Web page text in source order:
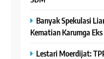
Banyak Spekulasi
Kematian Karumga Eks
Lestari Moerdijat: